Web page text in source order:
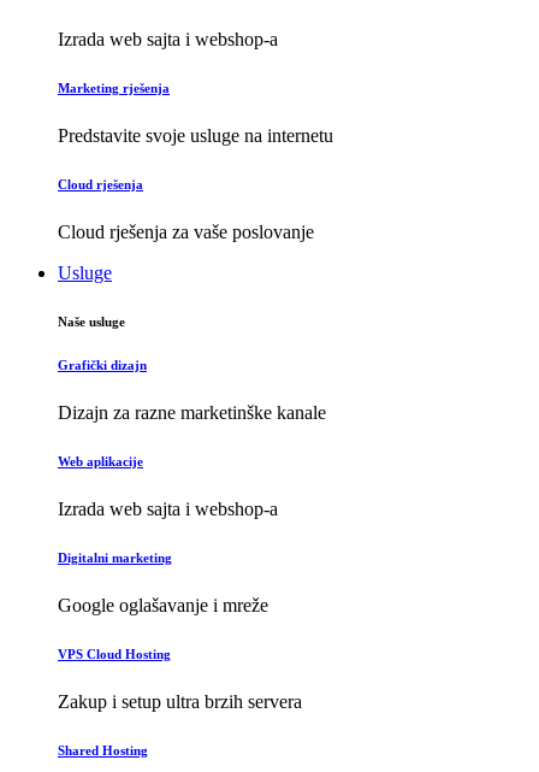
Izrada web sajta i webshop-a
Marketing rješenja
Predstavite svoje usluge na internetu
Cloud rješenja
Cloud rješenja za vaše poslovanje
Usluge
Naše usluge
Grafički dizajn
Dizajn za razne marketinške kanale
Web aplikacije
Izrada web sajta i webshop-a
Digitalni marketing
Google oglašavanje i mreže
VPS Cloud Hosting
Zakup i setup ultra brzih servera
Shared Hosting